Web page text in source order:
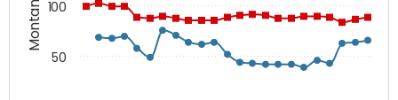
50
100